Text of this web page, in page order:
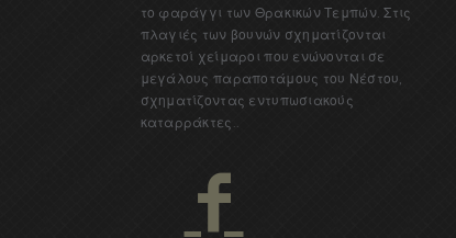
το φαράγγι των Θρακικών Τεμπών. Στις
πλαγιές των βουνών σχηματίζονται
αρκετοί χείμαροι που ενώνονται σε
μεγάλους παραποτάμους του Νέστου,
σχηματίζοντας εντυπωσιακούς
καταρράκτες..